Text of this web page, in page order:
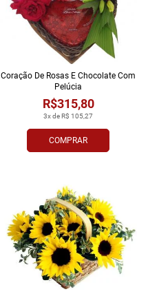
COMPRAR
3x de R$ 105,27
R$315,80
Coração De Rosas E Chocolate Com
Pelúcia